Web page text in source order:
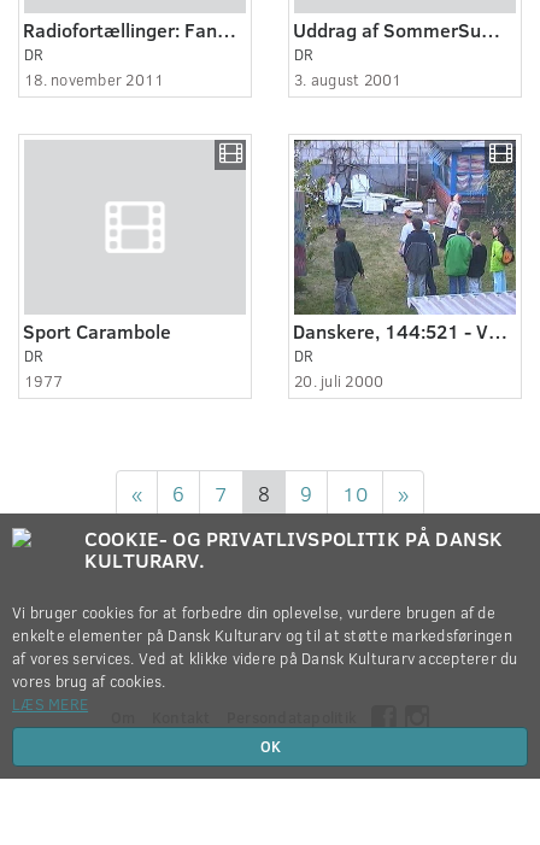
Radiofortællinger: Fanget i Rådhustårnet
DR
18. november 2011
Uddrag af SommerSummarum 35.35.
DR
3. august 2001
Sport Carambole
DR
1977
Danskere, 144:521 - Venner på besøg
DR
20. juli 2000
« 6 7 8 9 10 »
Copyright © 2012-2026
COOKIE- OG PRIVATLIVSPOLITIK PÅ DANSK
KULTURARV.
Vi bruger cookies for at forbedre din oplevelse, vurdere brugen af de
enkelte elementer på Dansk Kulturarv og til at støtte markedsføringen
af vores services. Ved at klikke videre på Dansk Kulturarv accepterer du
vores brug af cookies.
LÆS MERE
OK